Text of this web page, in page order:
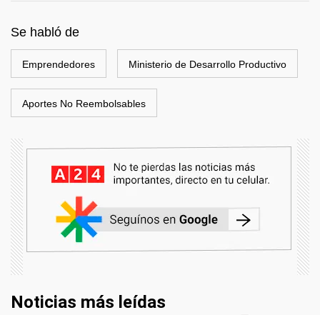
Se habló de
Emprendedores Ministerio de Desarrollo Productivo
Aportes No Reembolsables
Noticias más leídas